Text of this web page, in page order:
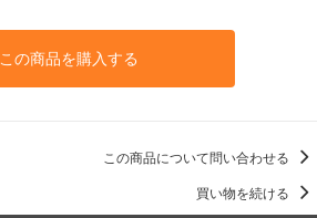
この商品を購入する
この商品について問い合わせる
買い物を続ける